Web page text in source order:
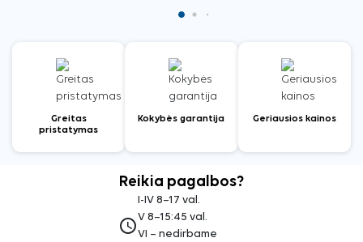
Greitas
pristatymas
Kokybės garantija Geriausios kainos
Reikia pagalbos?
access_time
I-IV 8–17 val.
V 8–15:45 val.
VI – nedirbame